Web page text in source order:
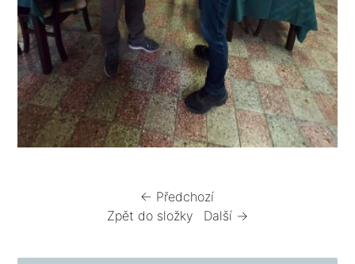
← Předchozí
Zpět do složky
Další →